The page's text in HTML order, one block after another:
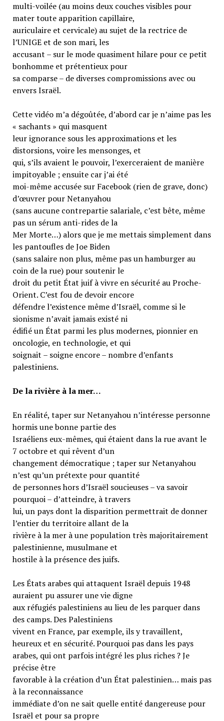
multi-voilée (au moins deux couches visibles pour
mater toute apparition capillaire,
auriculaire et cervicale) au sujet de la rectrice de
l’UNIGE et de son mari, les
accusant – sur le mode quasiment hilare pour ce petit
bonhomme et prétentieux pour
sa comparse – de diverses compromissions avec ou
envers Israël.
Cette vidéo m’a dégoûtée, d’abord car je n’aime pas les
« sachants » qui masquent
leur ignorance sous les approximations et les
distorsions, voire les mensonges, et
qui, s’ils avaient le pouvoir, l’exerceraient de manière
impitoyable ; ensuite car j’ai été
moi-même accusée sur Facebook (rien de grave, donc)
d’œuvrer pour Netanyahou
(sans aucune contrepartie salariale, c’est bête, même
pas un sérum anti-rides de la
Mer Morte…) alors que je me mettais simplement dans
les pantoufles de Joe Biden
(sans salaire non plus, même pas un hamburger au
coin de la rue) pour soutenir le
droit du petit État juif à vivre en sécurité au Proche-
Orient. C’est fou de devoir encore
défendre l’existence même d’Israël, comme si le
sionisme n’avait jamais existé ni
édifié un État parmi les plus modernes, pionnier en
oncologie, en technologie, et qui
soignait – soigne encore – nombre d’enfants
palestiniens.
De la rivière à la mer…
En réalité, taper sur Netanyahou n’intéresse personne
hormis une bonne partie des
Israéliens eux-mêmes, qui étaient dans la rue avant le
7 octobre et qui rêvent d’un
changement démocratique ; taper sur Netanyahou
n’est qu’un prétexte pour quantité
de personnes hors d’Israël soucieuses – va savoir
pourquoi – d’atteindre, à travers
lui, un pays dont la disparition permettrait de donner
l’entier du territoire allant de la
rivière à la mer à une population très majoritairement
palestinienne, musulmane et
hostile à la présence des juifs.
Les États arabes qui attaquent Israël depuis 1948
auraient pu assurer une vie digne
aux réfugiés palestiniens au lieu de les parquer dans
des camps. Des Palestiniens
vivent en France, par exemple, ils y travaillent,
heureux et en sécurité. Pourquoi pas dans les pays
arabes, qui ont parfois intégré les plus riches ? Je
précise être
favorable à la création d’un État palestinien… mais pas
à la reconnaissance
immédiate d’on ne sait quelle entité dangereuse pour
Israël et pour sa propre